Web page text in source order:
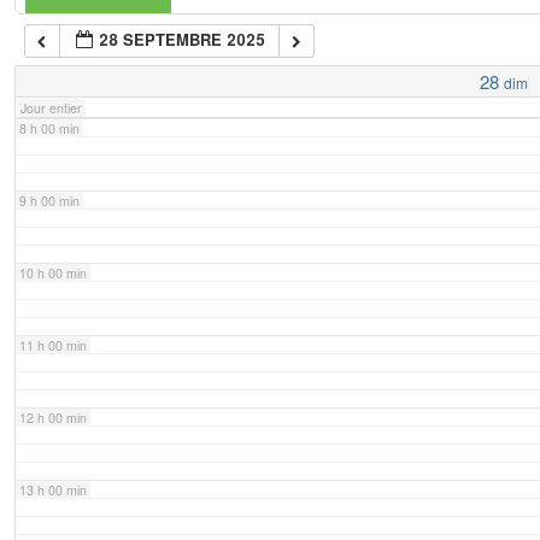
28 SEPTEMBRE 2025
28 dim
Jour entier
7 h 00 min
8 h 00 min
9 h 00 min
10 h 00 min
11 h 00 min
12 h 00 min
13 h 00 min